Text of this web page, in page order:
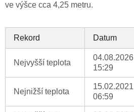
ve výšce cca 4,25 metru.
Rekord Datum
Nejvyšší teplota
04.08.2026
15:29
Nejnižší teplota
15.02.2021
06:59